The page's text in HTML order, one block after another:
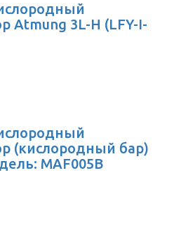
Atmung 3L-H (LFY-I-
(кислородный бар)
MAF005B